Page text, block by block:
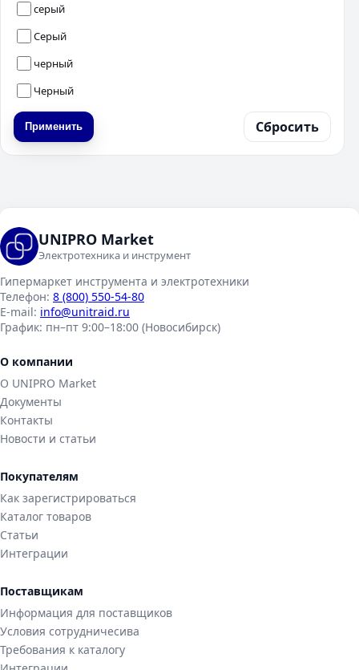
серый
Серый
черный
Черный
Применить Сбросить
UNIPRO Market
Электротехника и инструмент
Гипермаркет инструмента и электротехники
Телефон: 8 (800) 550-54-80
E-mail: info@unitraid.ru
График: пн–пт 9:00–18:00 (Новосибирск)
О компании
О UNIPRO Market
Документы
Контакты
Новости и статьи
Покупателям
Как зарегистрироваться
Каталог товаров
Статьи
Интеграции
Поставщикам
Информация для поставщиков
Условия сотрудничесива
Требования к каталогу